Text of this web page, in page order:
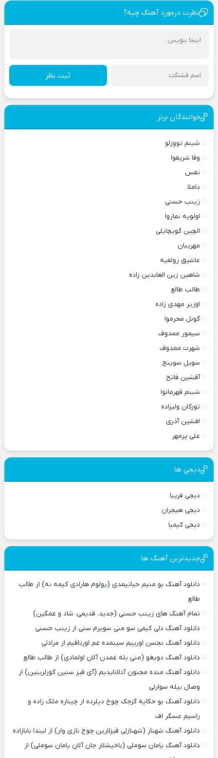
نظرت درمورد آهنگ چیه؟
ثبت نظر
خوانندگان برتر
شبنم تووزلو
وفا شریفوا
نفس
داملا
زینب حسنی
اولویه نمازوا
الچین گویچایلی
مهریبان
عاشیق زولفیه
شاهین زین العابدین زاده
طالب طالع
اوزیر مهدی زاده
گونل محرموا
سیمور ممدوف
شهرت ممدوف
سویل سوینج
آقشین فاتح
شبنم قهرمانوا
تورکان ولیزاده
افشین آذری
علی پرمهر
دیجی ها
دیجی فریبا
دیجی هیجران
دیجی کیمیا
جدیدترین آهنگ ها
دانلود آهنگ بو منیم حیاتیمدی (یولوم هارادی کیمه نه) از طالب
طالع
تمام آهنگ های زینب حسنی (جدید، قدیمی، شاد و غمگین)
دانلود آهنگ دلی کیمی سو منی سویرم سنی از زینب حسنی
دانلود آهنگ نجسن اورییم سینمده غم اورتاقیم از مرادلی
دانلود آهنگ دویغو (منی بله غمدن آلان اولمادی) از طالب طالع
دانلود آهنگ منده مجنون آدلانایدیم (آی قیز سنین گوزلرینین) از
وصال بیله سوارلی
دانلود آهنگ بو حکایه گزجک چوخ دیلرده از چیناره ملک زاده و
راسیم عسگر اف
دانلود آهنگ شهناز (شهنازلی قیزلارین چوخ نازی وار) از لیندا بابازاده
دانلود آهنگ یامان سوملی (باخیشلار جان آلان یامان سوملی) از